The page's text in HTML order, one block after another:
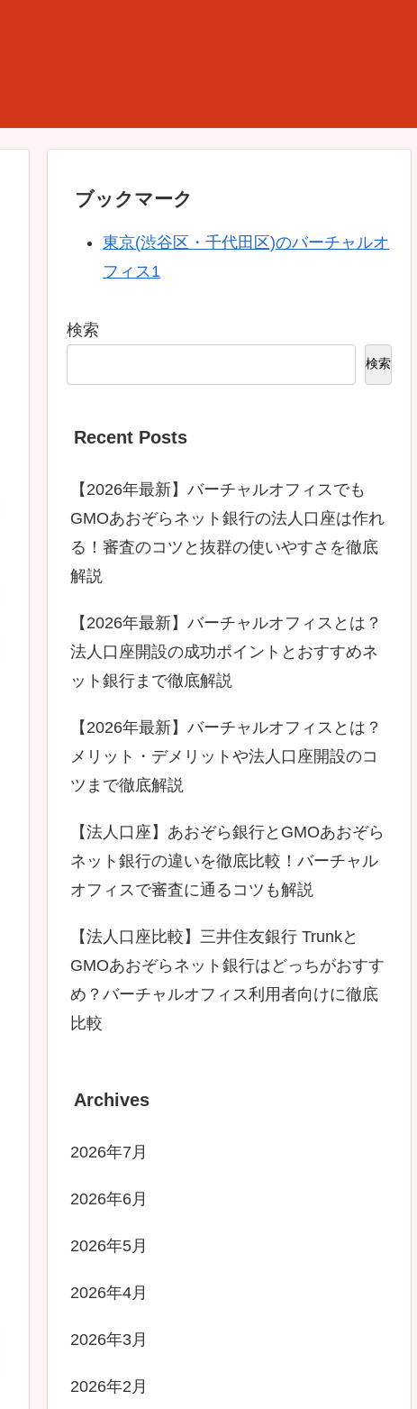
ブックマーク
東京(渋谷区・千代田区)のバーチャルオ
フィス1
検索
検索
Recent Posts
【2026年最新】バーチャルオフィスでも
GMOあおぞらネット銀行の法人口座は作れ
る！審査のコツと抜群の使いやすさを徹底
解説
【2026年最新】バーチャルオフィスとは？
法人口座開設の成功ポイントとおすすめネ
ット銀行まで徹底解説
【2026年最新】バーチャルオフィスとは？
メリット・デメリットや法人口座開設のコ
ツまで徹底解説
【法人口座】あおぞら銀行とGMOあおぞら
ネット銀行の違いを徹底比較！バーチャル
オフィスで審査に通るコツも解説
【法人口座比較】三井住友銀行 Trunkと
GMOあおぞらネット銀行はどっちがおすす
め？バーチャルオフィス利用者向けに徹底
比較
Archives
2026年7月
2026年6月
2026年5月
2026年4月
2026年3月
2026年2月